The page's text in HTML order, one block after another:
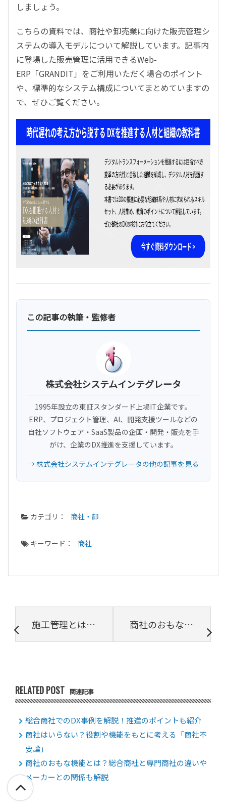
しましょう。
こちらの資料では、商社や卸売業に向けた販売管理シ
ステムの導入モデルについて解説しています。記事内
に登場した販売管理に活用できるWeb-
ERP「GRANDIT」をご利用いただく場合のポイント
や、標準的なシステム構成についてまとめていますの
で、ぜひご覧ください。
この記事の執筆・監修者
株式会社システムインテグレータ
1995年設立の東証スタンダード上場IT企業です。
ERP、プロジェクト管理、AI、開発支援ツールなどの
自社ソフトウェア・SaaS製品の企画・開発・販売を手
がけ、企業のDX推進を支援しています。
→ 株式会社システムインテグレータの他の記事を見る
カテゴリ： 商社・卸
キーワード： 商社
施工管理とは？主な仕事内容や課題、効率化の方法などを徹底解説 商社のおもな機能とは？総合商社と専門商社の違いやメーカーとの関係も解説
RELATED POST 関連記事
総合商社でのDX事例を解説！推進のポイントも紹介
商社はいらない？役割や機能をもとに考える「商社不
要論」
商社のおもな機能とは？総合商社と専門商社の違いや
メーカーとの関係も解説